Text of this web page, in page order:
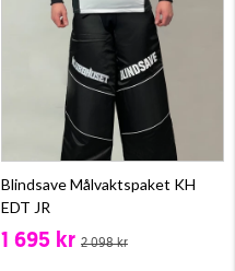
Blindsave Målvaktspaket KH
EDT JR
1 695 kr 2 098 kr